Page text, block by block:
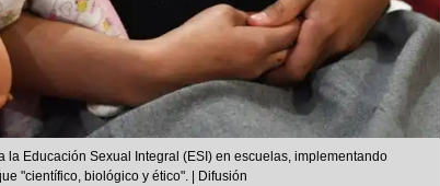
la Educación Sexual Integral (ESI) en escuelas, implementando
"científico, biológico y ético". | Difusión